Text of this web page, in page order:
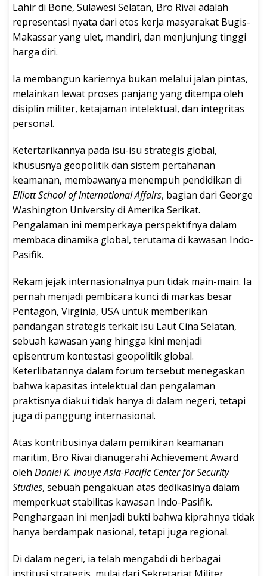
Lahir di Bone, Sulawesi Selatan, Bro Rivai adalah
representasi nyata dari etos kerja masyarakat Bugis-
Makassar yang ulet, mandiri, dan menjunjung tinggi
harga diri.
Ia membangun kariernya bukan melalui jalan pintas,
melainkan lewat proses panjang yang ditempa oleh
disiplin militer, ketajaman intelektual, dan integritas
personal.
Ketertarikannya pada isu-isu strategis global,
khususnya geopolitik dan sistem pertahanan
keamanan, membawanya menempuh pendidikan di
Elliott School of International Affairs, bagian dari George
Washington University di Amerika Serikat.
Pengalaman ini memperkaya perspektifnya dalam
membaca dinamika global, terutama di kawasan Indo-
Pasifik.
Rekam jejak internasionalnya pun tidak main-main. Ia
pernah menjadi pembicara kunci di markas besar
Pentagon, Virginia, USA untuk memberikan
pandangan strategis terkait isu Laut Cina Selatan,
sebuah kawasan yang hingga kini menjadi
episentrum kontestasi geopolitik global.
Keterlibatannya dalam forum tersebut menegaskan
bahwa kapasitas intelektual dan pengalaman
praktisnya diakui tidak hanya di dalam negeri, tetapi
juga di panggung internasional.
Atas kontribusinya dalam pemikiran keamanan
maritim, Bro Rivai dianugerahi Achievement Award
oleh Daniel K. Inouye Asia-Pacific Center for Security
Studies, sebuah pengakuan atas dedikasinya dalam
memperkuat stabilitas kawasan Indo-Pasifik.
Penghargaan ini menjadi bukti bahwa kiprahnya tidak
hanya berdampak nasional, tetapi juga regional.
Di dalam negeri, ia telah mengabdi di berbagai